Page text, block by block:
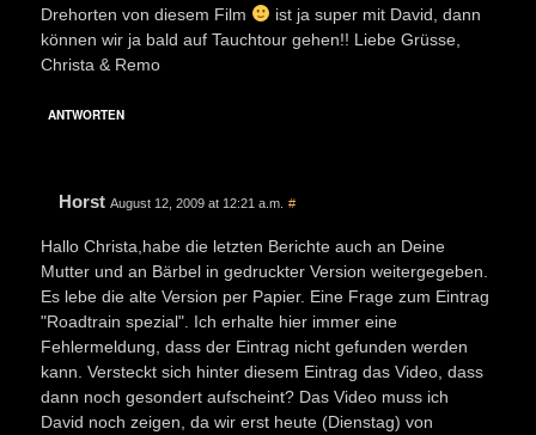
Drehorten von diesem Film
ist ja super mit David, dann
können wir ja bald auf Tauchtour gehen!! Liebe Grüsse,
Christa & Remo
ANTWORTEN
Horst August 12, 2009 at 12:21 a.m. #
Hallo Christa,habe die letzten Berichte auch an Deine
Mutter und an Bärbel in gedruckter Version weitergegeben.
Es lebe die alte Version per Papier. Eine Frage zum Eintrag
"Roadtrain spezial". Ich erhalte hier immer eine
Fehlermeldung, dass der Eintrag nicht gefunden werden
kann. Versteckt sich hinter diesem Eintrag das Video, dass
dann noch gesondert aufscheint? Das Video muss ich
David noch zeigen, da wir erst heute (Dienstag) von